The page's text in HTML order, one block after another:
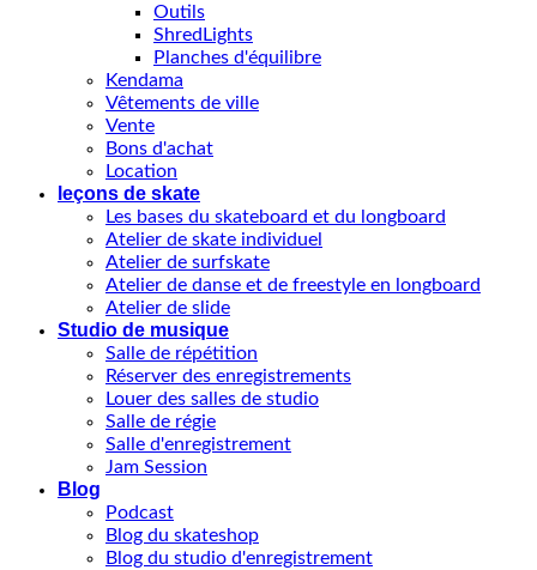
Outils
ShredLights
Planches d'équilibre
Kendama
Vêtements de ville
Vente
Bons d'achat
Location
leçons de skate
Les bases du skateboard et du longboard
Atelier de skate individuel
Atelier de surfskate
Atelier de danse et de freestyle en longboard
Atelier de slide
Studio de musique
Salle de répétition
Réserver des enregistrements
Louer des salles de studio
Salle de régie
Salle d'enregistrement
Jam Session
Blog
Podcast
Blog du skateshop
Blog du studio d'enregistrement